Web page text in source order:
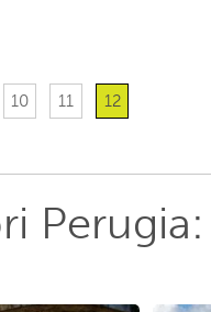
10 11 12